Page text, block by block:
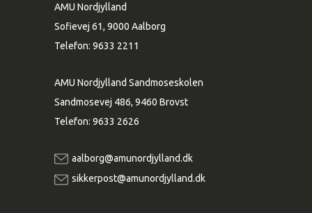
AMU Nordjylland
Sofievej 61, 9000 Aalborg
Telefon: 9633 2211
AMU Nordjylland Sandmoseskolen
Sandmosevej 486, 9460 Brovst
Telefon: 9633 2626
aalborg@amunordjylland.dk
sikkerpost@amunordjylland.dk